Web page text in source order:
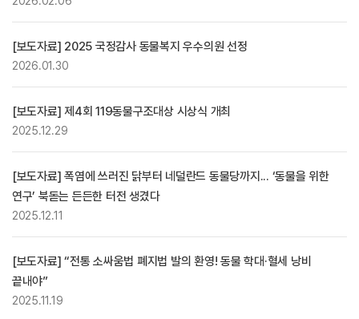
[보도자료] 2025 국정감사 동물복지 우수의원 선정
2026.01.30
[보도자료] 제4회 119동물구조대상 시상식 개최
2025.12.29
[보도자료] 폭염에 쓰러진 닭부터 네덜란드 동물당까지... ‘동물을 위한
연구’ 북돋는 든든한 터전 생겼다
2025.12.11
[보도자료] “전통 소싸움법 폐지법 발의 환영! 동물 학대·혈세 낭비
끝내야”
2025.11.19